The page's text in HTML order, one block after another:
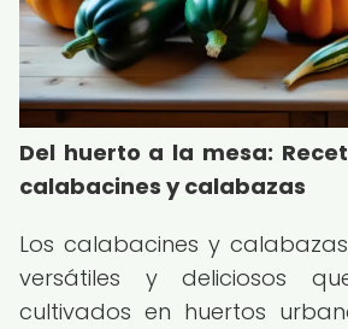
Del huerto a la mesa:
calabacines y calabazas
Los calabacines y
versátiles y deliciosos
cultivados en huertos